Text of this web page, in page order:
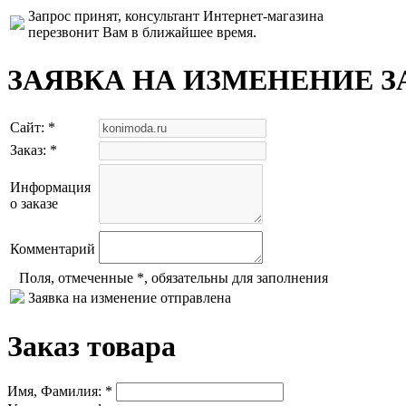
Запрос принят, консультант Интернет-магазина
перезвонит Вам в ближайшее время.
ЗАЯВКА НА ИЗМЕНЕНИЕ
Сайт: *
Заказ: *
Информация
о заказе
Комментарий
Поля, отмеченные *, обязательны для заполнения
Заявка на изменение отправлена
Заказ товара
Имя, Фамилия: *